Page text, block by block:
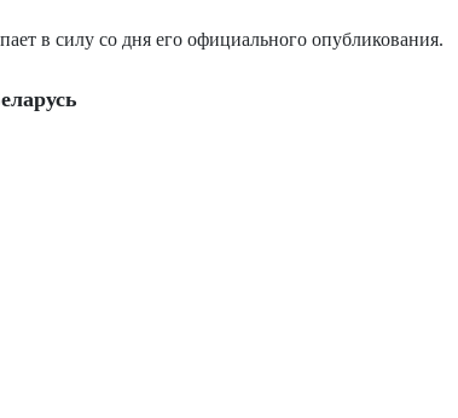
в силу со дня его официального опубликования.